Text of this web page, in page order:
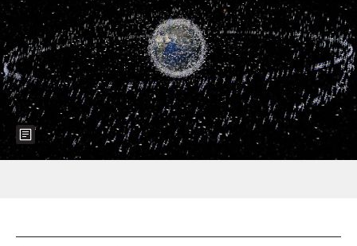
Show more information about the image